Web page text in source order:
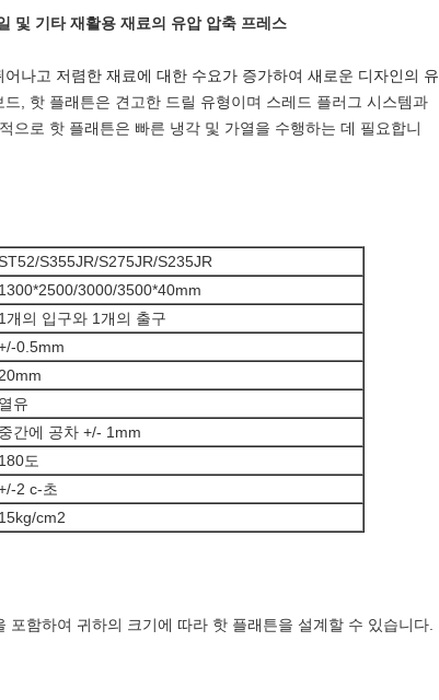
및 기타 재활용 재료의 유압 압축 프레스
나고 저렴한 재료에 대한 수요가 증가하여 새로운 디자인의 유
드, 핫 플래튼은 견고한 드릴 유형이며 스레드 플러그 시스템과
으로 핫 플래튼은 빠른 냉각 및 가열을 수행하는 데 필요합니
S355JR/S275JR/S235JR
1300*2500/3000/3500*40mm
1개의 입구와 1개의 출구
0.5mm
20mm
열유
중간에 공차 +/- 1mm
180도
2 c-초
15kg/cm2
함하여 귀하의 크기에 따라 핫 플래튼을 설계할 수 있습니다.